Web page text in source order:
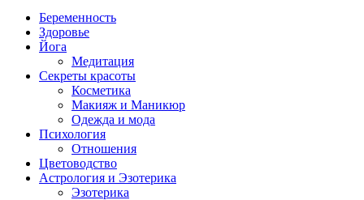
Беременность
Здоровье
Йога
Медитация
Секреты красоты
Косметика
Макияж и Маникюр
Одежда и мода
Психология
Отношения
Цветоводство
Астрология и Эзотерика
Эзотерика